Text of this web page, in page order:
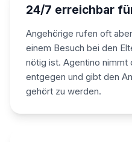
24/7 erreichbar
Angehörige rufen oft
einem Besuch bei den
nötig ist. Agentino nimmt
entgegen und gibt den
gehört zu werden.